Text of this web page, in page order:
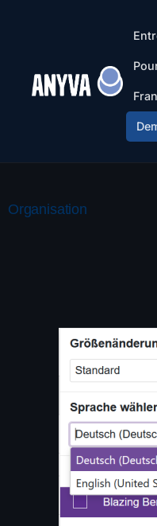
Organisation